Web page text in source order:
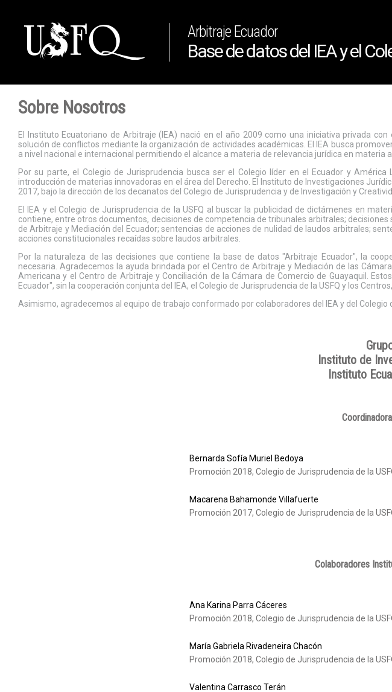
Arbitraje Ecuador
Base de datos del IEA y el
Sobre Nosotros
El Instituto Ecuatoriano de Arbitraje (IEA) nació en el año 2009 como una iniciativa privada
solución de conflictos mediante la organización de actividades académicas. El IEA busca
a nivel nacional e internacional permitiendo el alcance a materia de relevancia jurídica en materia
Por su parte, el Colegio de Jurisprudencia busca ser el Colegio líder en el Ecuador y
introducción de materias innovadoras en el área del Derecho. El Instituto de Investigaciones
2017, bajo la dirección de los decanatos del Colegio de Jurisprudencia y de Investigación y
El IEA y el Colegio de Jurisprudencia de la USFQ al buscar la publicidad de dictámenes en
contiene, entre otros documentos, decisiones de competencia de tribunales arbitrales;
de Arbitraje y Mediación del Ecuador; sentencias de acciones de nulidad de laudos arbitrales;
acciones constitucionales recaídas sobre laudos arbitrales.
Por la naturaleza de las decisiones que contiene la base de datos "Arbitraje Ecuador", la
necesaria. Agradecemos la ayuda brindada por el Centro de Arbitraje y Mediación de las
Americana y el Centro de Arbitraje y Conciliación de la Cámara de Comercio de Guayaquil.
Ecuador", sin la cooperación conjunta del IEA, el Colegio de Jurisprudencia de la USFQ y los
Asimismo, agradecemos al equipo de trabajo conformado por colaboradores del IEA y del
Instituto de
Instituto
Bernarda Sofía Muriel Bedoya
Promoción 2018, Colegio de Jurisprudencia de la
Macarena Bahamonde Villafuerte
Promoción 2017, Colegio de Jurisprudencia de la
Colaboradores
Ana Karina Parra Cáceres
Promoción 2018, Colegio de Jurisprudencia de la
María Gabriela Rivadeneira Chacón
Promoción 2018, Colegio de Jurisprudencia de la
Valentina Carrasco Terán